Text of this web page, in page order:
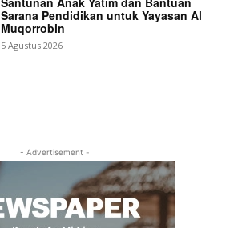
Sarana Pendidikan untuk Yayasan Al
Muqorrobin
5 Agustus 2026
- Advertisement -